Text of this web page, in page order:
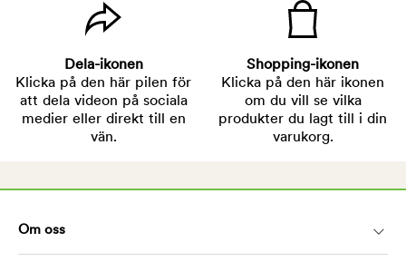
Dela-ikonen
Klicka på den här pilen för
att dela videon på sociala
medier eller direkt till en
vän.
Shopping-ikonen
Klicka på den här ikonen
om du vill se vilka
produkter du lagt till i din
varukorg.
Om oss